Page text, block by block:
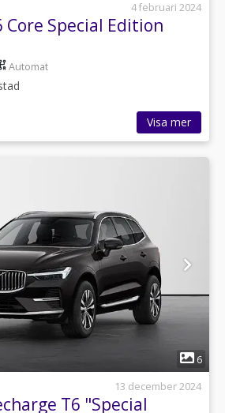
4 februari 2024
Core Special Edition
Automat
Visa mer
6
13 december 2024
T6 "Special